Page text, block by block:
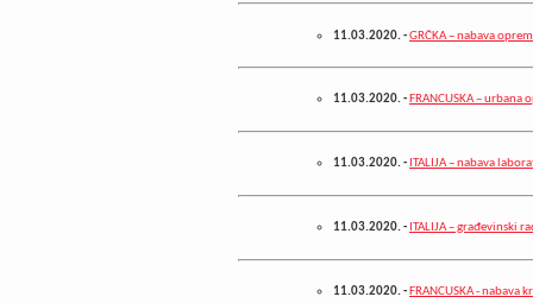
11.03.2020.-GRČKA – nabava
11.03.2020.-FRANCUSKA – urbana
11.03.2020.-ITALIJA – nabava
11.03.2020.-ITALIJA – građevinski
11.03.2020.-FRANCUSKA - nabava